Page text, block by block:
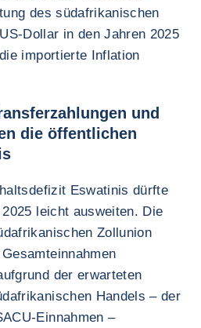
des südafrikanischen
Dollar in den Jahren 2025
importierte Inflation
und
die öffentlichen
Eswatinis dürfte
leicht ausweiten. Die
Zollunion
der erwarteten
Handels – der
Einnahmen –